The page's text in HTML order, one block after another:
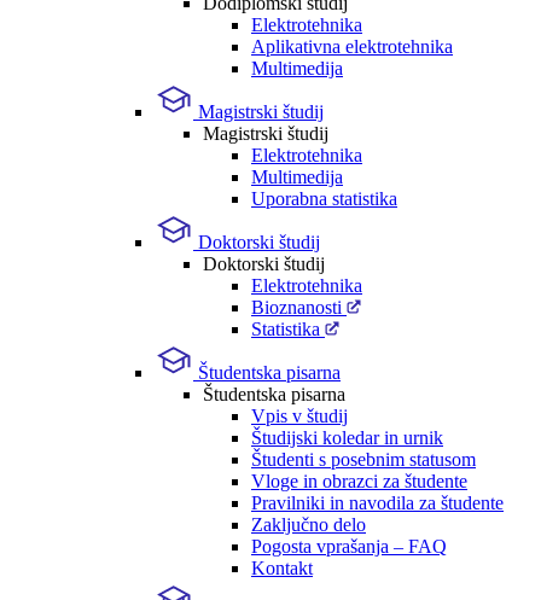
Elektrotehnika
Aplikativna elektrotehnika
Multimedija
Magistrski študij
Magistrski študij
Elektrotehnika
Multimedija
Uporabna statistika
Doktorski študij
Doktorski študij
Elektrotehnika
Bioznanosti
Statistika
Študentska pisarna
Študentska pisarna
Vpis v študij
Študijski koledar in urnik
Študenti s posebnim statusom
Vloge in obrazci za študente
Pravilniki in navodila za študente
Zaključno delo
Pogosta vprašanja – FAQ
Kontakt